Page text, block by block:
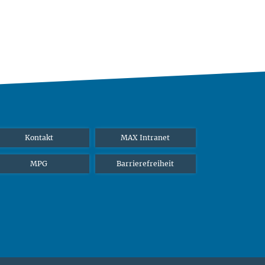
Kontakt MAX Intranet
MPG Barrierefreiheit